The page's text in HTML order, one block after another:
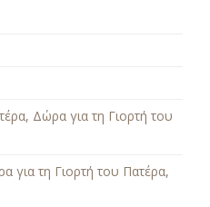
, Δώρα για τη Γιορτή του
για τη Γιορτή του Πατέρα,